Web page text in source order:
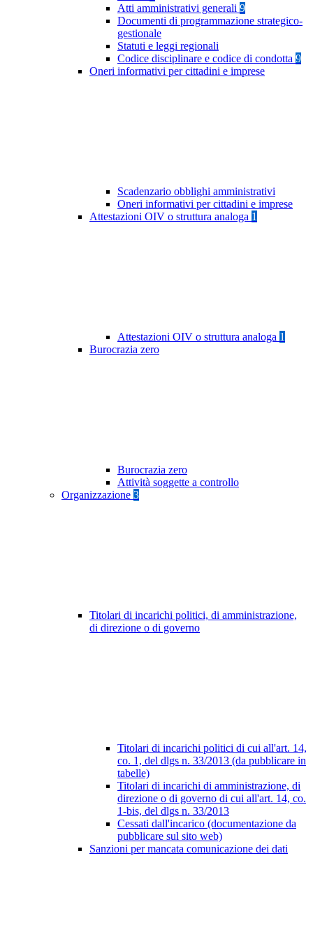
Atti amministrativi generali 9
Documenti di programmazione strategico-
gestionale
Statuti e leggi regionali
Codice disciplinare e codice di condotta 9
Oneri informativi per cittadini e imprese
Scadenzario obblighi amministrativi
Oneri informativi per cittadini e imprese
Attestazioni OIV o struttura analoga 1
Attestazioni OIV o struttura analoga 1
Burocrazia zero
Burocrazia zero
Attività soggette a controllo
Organizzazione 3
Titolari di incarichi politici, di amministrazione,
di direzione o di governo
Titolari di incarichi politici di cui all'art. 14,
co. 1, del dlgs n. 33/2013 (da pubblicare in
tabelle)
Titolari di incarichi di amministrazione, di
direzione o di governo di cui all'art. 14, co.
1-bis, del dlgs n. 33/2013
Cessati dall'incarico (documentazione da
pubblicare sul sito web)
Sanzioni per mancata comunicazione dei dati